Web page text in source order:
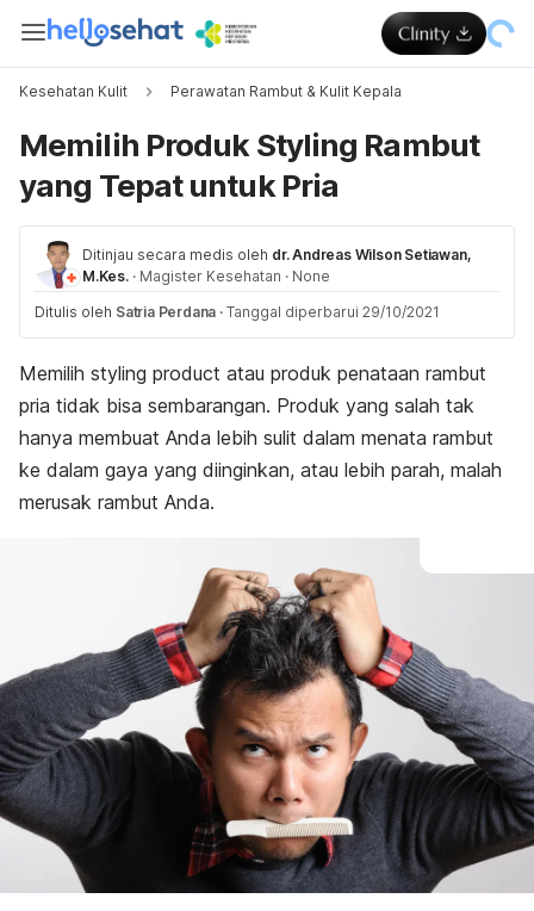
Kesehatan Kulit Perawatan Rambut & Kulit Kepala
Memilih Produk Styling Rambut
yang Tepat untuk Pria
Ditinjau secara medis oleh dr. Andreas Wilson Setiawan,
M.Kes. · Magister Kesehatan · None
Ditulis oleh Satria Perdana · Tanggal diperbarui 29/10/2021
Memilih styling product atau produk penataan rambut
pria tidak bisa sembarangan. Produk yang salah tak
hanya membuat Anda lebih sulit dalam menata rambut
ke dalam gaya yang diinginkan, atau lebih parah, malah
merusak rambut Anda.